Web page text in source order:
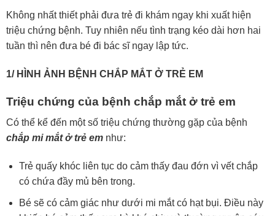
Không nhất thiết phải đưa trẻ đi khám ngay khi xuất hiện
triệu chứng bệnh. Tuy nhiên nếu tình trạng kéo dài hơn hai
tuần thì nên đưa bé đi bác sĩ ngay lập tức.
1/ HÌNH ẢNH BỆNH CHẮP MẮT Ở TRẺ EM
Triệu chứng của bệnh chắp mắt ở trẻ em
Có thể kể đến một số triệu chứng thường gặp của bệnh
chắp mi mắt ở trẻ em như:
Trẻ quấy khóc liên tục do cảm thấy đau đớn vì vết chắp
có chứa đầy mủ bên trong.
Bé sẽ có cảm giác như dưới mi mắt có hạt bụi. Điều này